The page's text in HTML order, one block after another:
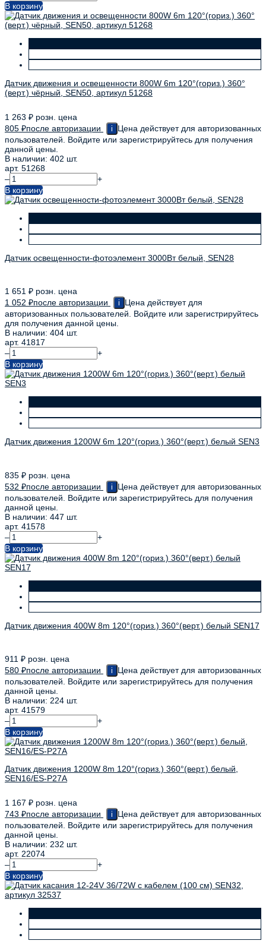
В корзину
Датчик движения и освещенности 800W 6m 120°(гориз.) 360°
(верт.) чёрный, SEN50, артикул 51268
1 263 ₽ розн. цена
805 ₽после авторизации i
Цена действует для авторизованных
пользователей. Войдите или зарегистрируйтесь для получения
данной цены.
В наличии: 402 шт.
арт. 51268
–
+
В корзину
Датчик освещенности-фотоэлемент 3000Вт белый, SEN28
1 651 ₽ розн. цена
1 052 ₽после авторизации i
Цена действует для
авторизованных пользователей. Войдите или зарегистрируйтесь
для получения данной цены.
В наличии: 404 шт.
арт. 41817
–
+
В корзину
Датчик движения 1200W 6m 120°(гориз.) 360°(верт.) белый SEN3
835 ₽ розн. цена
532 ₽после авторизации i
Цена действует для авторизованных
пользователей. Войдите или зарегистрируйтесь для получения
данной цены.
В наличии: 447 шт.
арт. 41578
–
+
В корзину
Датчик движения 400W 8m 120°(гориз.) 360°(верт.) белый SEN17
911 ₽ розн. цена
580 ₽после авторизации i
Цена действует для авторизованных
пользователей. Войдите или зарегистрируйтесь для получения
данной цены.
В наличии: 224 шт.
арт. 41579
–
+
В корзину
Датчик движения 1200W 8m 120°(гориз.) 360°(верт.) белый,
SEN16/ES-P27A
1 167 ₽ розн. цена
743 ₽после авторизации i
Цена действует для авторизованных
пользователей. Войдите или зарегистрируйтесь для получения
данной цены.
В наличии: 232 шт.
арт. 22074
–
+
В корзину